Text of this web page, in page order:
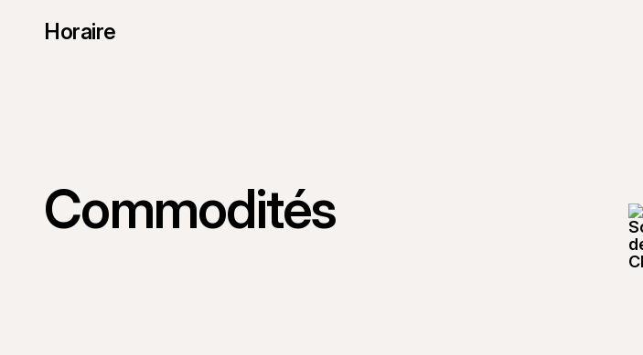
Horaire
Commodités